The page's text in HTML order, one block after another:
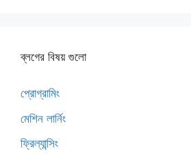
ব্লগের বিষয় গুলো
প্রোগ্রামিং
মেশিন লার্নিং
ফ্রিল্যান্সিং